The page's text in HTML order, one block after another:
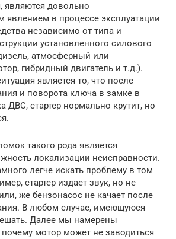
являются довольно
явлением в процессе эксплуатации
независимо от типа и
установленного силового
атмосферный или
гибридный двигатель и т.д.).
является то, что после
и поворота ключа в замке в
ДВС, стартер нормально крутит, но
такого рода является
локализации неисправности.
легче искать проблему в том
стартер издает звук, но не
же бензонасос не качает после
В любом случае, имеющуюся
Далее мы намерены
мотор может не заводиться